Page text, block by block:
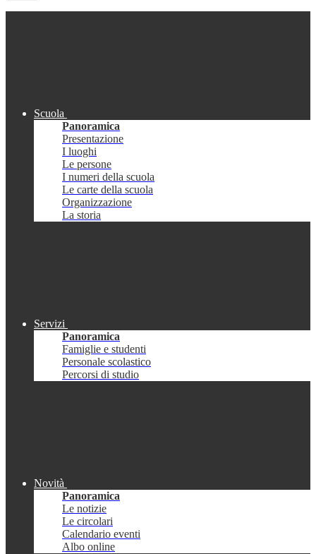
Scuola
Panoramica
Presentazione
I luoghi
Le persone
I numeri della scuola
Le carte della scuola
Organizzazione
La storia
Servizi
Panoramica
Famiglie e studenti
Personale scolastico
Percorsi di studio
Novità
Panoramica
Le notizie
Le circolari
Calendario eventi
Albo online